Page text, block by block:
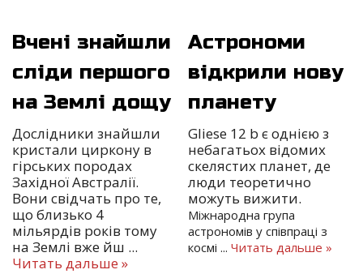
Вчені знайшли
сліди першого
на Землі дощу
Дослідники знайшли
кристали циркону в
гірських породах
Західної Австралії.
Вони свідчать про те,
що близько 4
мільярдів років тому
на Землі вже йш ...
Читать дальше »
Астрономи
відкрили нову
планету
Gliese 12 b є однією з
небагатьох відомих
скелястих планет, де
люди теоретично
можуть вижити.
Міжнародна група
астрономів у співпраці з
космі...Читать дальше »